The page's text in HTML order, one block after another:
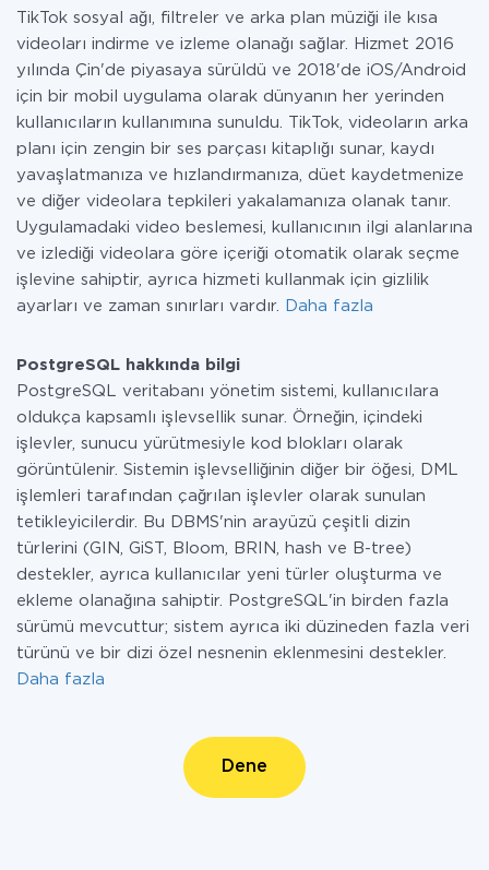
TikTok sosyal ağı, filtreler ve arka plan müziği ile kısa
videoları indirme ve izleme olanağı sağlar. Hizmet 2016
yılında Çin'de piyasaya sürüldü ve 2018'de iOS/Android
için bir mobil uygulama olarak dünyanın her yerinden
kullanıcıların kullanımına sunuldu. TikTok, videoların arka
planı için zengin bir ses parçası kitaplığı sunar, kaydı
yavaşlatmanıza ve hızlandırmanıza, düet kaydetmenize
ve diğer videolara tepkileri yakalamanıza olanak tanır.
Uygulamadaki video beslemesi, kullanıcının ilgi alanlarına
ve izlediği videolara göre içeriği otomatik olarak seçme
işlevine sahiptir, ayrıca hizmeti kullanmak için gizlilik
ayarları ve zaman sınırları vardır.
Daha fazla
PostgreSQL hakkında bilgi
PostgreSQL veritabanı yönetim sistemi, kullanıcılara
oldukça kapsamlı işlevsellik sunar. Örneğin, içindeki
işlevler, sunucu yürütmesiyle kod blokları olarak
görüntülenir. Sistemin işlevselliğinin diğer bir öğesi, DML
işlemleri tarafından çağrılan işlevler olarak sunulan
tetikleyicilerdir. Bu DBMS'nin arayüzü çeşitli dizin
türlerini (GIN, GiST, Bloom, BRIN, hash ve B-tree)
destekler, ayrıca kullanıcılar yeni türler oluşturma ve
ekleme olanağına sahiptir. PostgreSQL'in birden fazla
sürümü mevcuttur; sistem ayrıca iki düzineden fazla veri
türünü ve bir dizi özel nesnenin eklenmesini destekler.
Daha fazla
Dene